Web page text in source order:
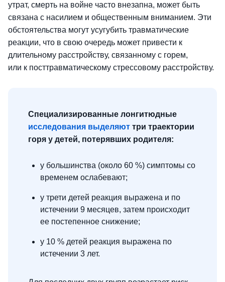
утрат, смерть на войне часто внезапна, может быть
связана с насилием и общественным вниманием. Эти
обстоятельства могут усугубить травматические
реакции, что в свою очередь может привести к
длительному расстройству, связанному с горем,
или к посттравматическому стрессовому расстройству.
Специализированные лонгитюдные
исследования выделяют три траектории
горя у детей, потерявших родителя:
у большинства (около 60 %) симптомы со
временем ослабевают;
у трети детей реакция выражена и по
истечении 9 месяцев, затем происходит
ее постепенное снижение;
у 10 % детей реакция выражена по
истечении 3 лет.